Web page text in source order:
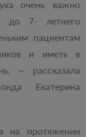
очень важно
до 7- летнего
пациентам
и иметь в
– рассказала
Екатерина
на протяжении